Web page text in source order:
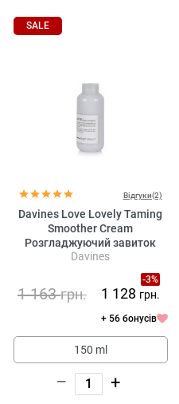
SALE
Відгуки(2)
Davines Love Lovely Taming
Smoother Cream
Розгладжуючий завиток
Крем для волосся
Davines
-3%
1 163грн. 1 128 грн.
+ 56 бонусів
150 ml
– +